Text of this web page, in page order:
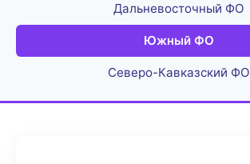
Дальневосточный ФО
Южный ФО
Северо-Кавказский ФО